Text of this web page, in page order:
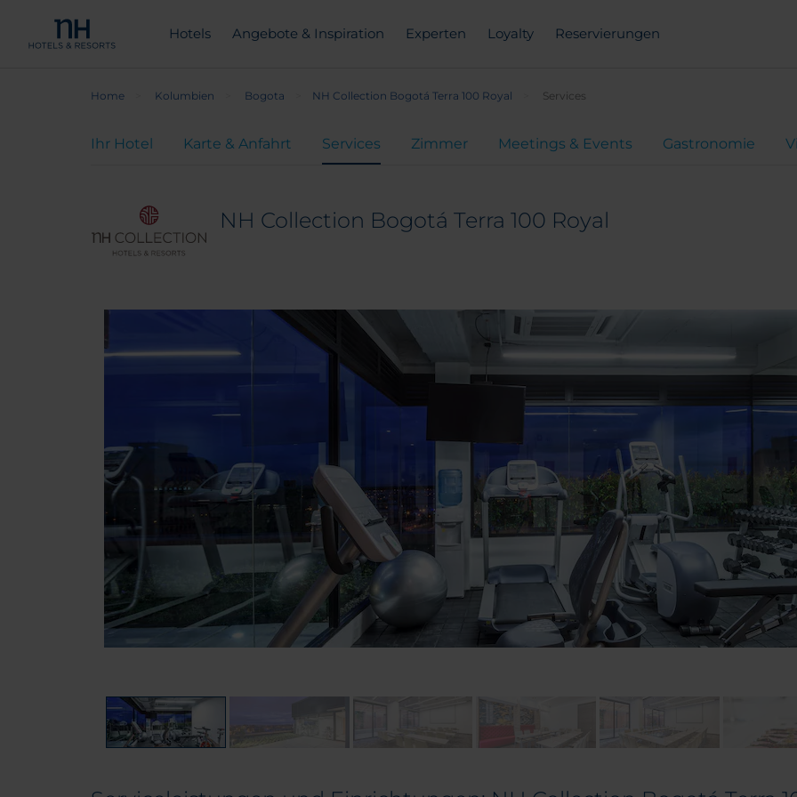
Hotels Angebote & Inspiration Experten Loyalty Reservierungen
Home Kolumbien Bogota NH Collection Bogotá Terra 100 Royal Services
Ihr Hotel Karte & Anfahrt Services Zimmer Meetings & Events Gastronomie
NH Collection Bogotá Terra 100 Royal